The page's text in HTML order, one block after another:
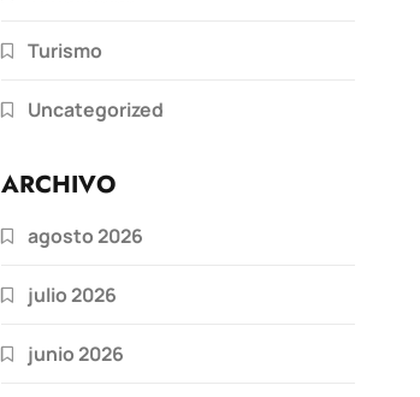
Turismo
Uncategorized
ARCHIVO
agosto 2026
julio 2026
junio 2026